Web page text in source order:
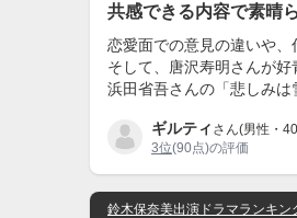
共感できる内容で素晴
恋愛面での意見の違いや、
そして、唐沢寿明さんが
浜田省吾さんの「悲しみは
ギルティ さん(男性・
3位(90点)の評価
鈴木保奈美出演ドラマランキン